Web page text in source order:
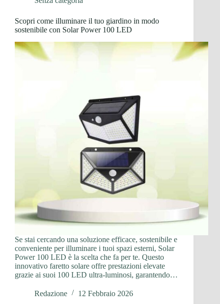
Scopri come illuminare il tuo giardino in modo
sostenibile con Solar Power 100 LED
Se stai cercando una soluzione efficace, sostenibile e
conveniente per illuminare i tuoi spazi esterni, Solar
Power 100 LED è la scelta che fa per te. Questo
innovativo faretto solare offre prestazioni elevate
grazie ai suoi 100 LED ultra-luminosi, garantendo…
Redazione 12 Febbraio 2026